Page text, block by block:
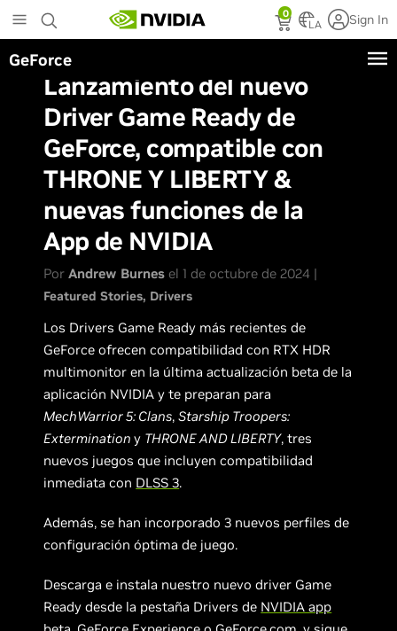
to
main
content
0
LA Sign In
GeForce
Lanzamiento del nuevo
Driver Game Ready de
GeForce, compatible con
THRONE Y LIBERTY &
nuevas funciones de la
App de NVIDIA
PorAndrew Burnes el 1 de octubre de 2024 |
Featured Stories Drivers
Los Drivers Game Ready más recientes de
GeForce ofrecen compatibilidad con RTX HDR
multimonitor en la última actualización beta de la
aplicación NVIDIA y te preparan para
MechWarrior 5: Clans,Starship Troopers:
Exterminationy THRONE AND LIBERTY, tres
nuevos juegos que incluyen compatibilidad
inmediata con DLSS 3.
Además, se han incorporado 3 nuevos perfiles de
configuración óptima de juego.
Descarga e instala nuestro nuevo driver Game
Ready desde la pestaña Drivers de NVIDIA app